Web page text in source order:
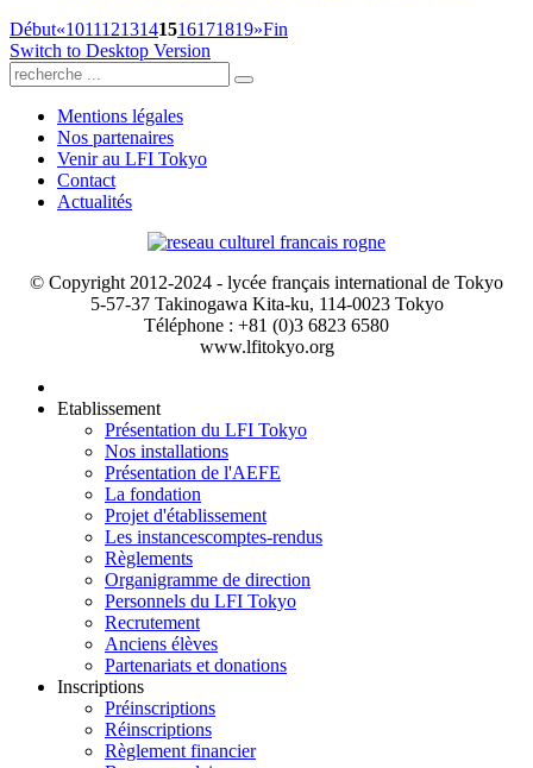
Début«10111213141516171819»Fin
Switch to Desktop Version
Mentions légales
Nos partenaires
Venir au LFI Tokyo
Contact
Actualités
© Copyright 2012-2024 - lycée français international de Tokyo
5-57-37 Takinogawa Kita-ku, 114-0023 Tokyo
Téléphone : +81 (0)3 6823 6580
www.lfitokyo.org
Etablissement
Présentation du LFI Tokyo
Nos installations
Présentation de l'AEFE
La fondation
Projet d'établissement
Les instancescomptes-rendus
Règlements
Organigramme de direction
Personnels du LFI Tokyo
Recrutement
Anciens élèves
Partenariats et donations
Inscriptions
Préinscriptions
Réinscriptions
Règlement financier